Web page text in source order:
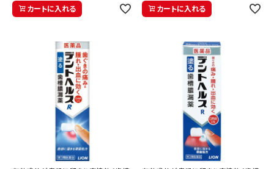
カートに入れる カートに入れる